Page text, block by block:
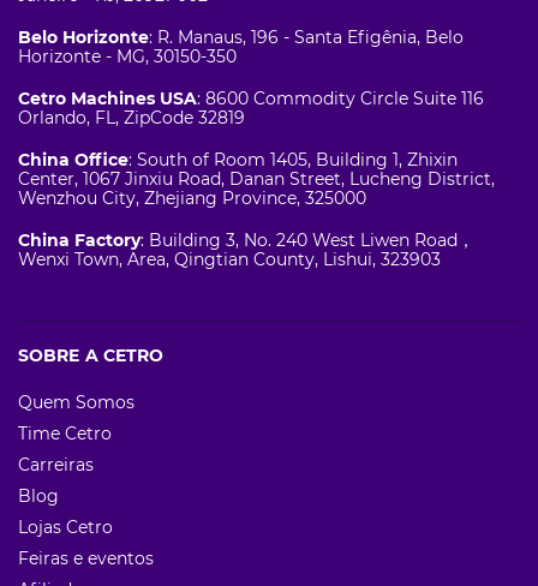
Belo Horizonte: R. Manaus, 196 - Santa Efigênia, Belo
Horizonte - MG, 30150-350
Cetro Machines USA: 8600 Commodity Circle Suite 116
Orlando, FL, ZipCode 32819
China Office: South of Room 1405, Building 1, Zhixin
Center, 1067 Jinxiu Road, Danan Street, Lucheng District,
Wenzhou City, Zhejiang Province, 325000
China Factory: Building 3, No. 240 West Liwen Road，
Wenxi Town, Area, Qingtian County, Lishui, 323903
SOBRE A CETRO
Quem Somos
Time Cetro
Carreiras
Blog
Lojas Cetro
Feiras e eventos